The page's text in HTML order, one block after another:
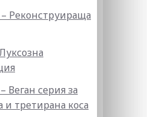
Реконструираща
Веган серия за
и третирана коса